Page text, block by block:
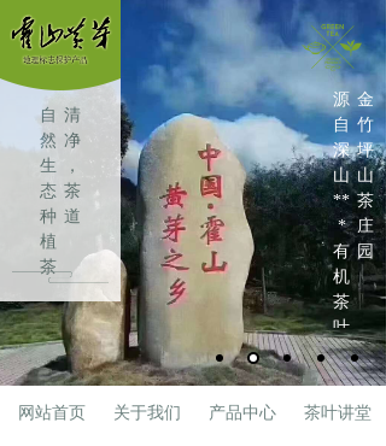
自
然
生
态
种
植
茶
清
净
，
茶
道
源
自
深
山
**
*
有
机
茶
叶
金
竹
坪
山
茶
庄
园
网站首页 关于我们 产品中心 茶叶讲堂